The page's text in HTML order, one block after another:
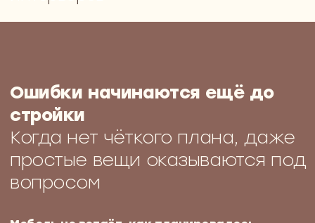
отношений —
гостиная для уютных семейных вечеров, чтобы
обсуждать прошедший день и играть в настолки